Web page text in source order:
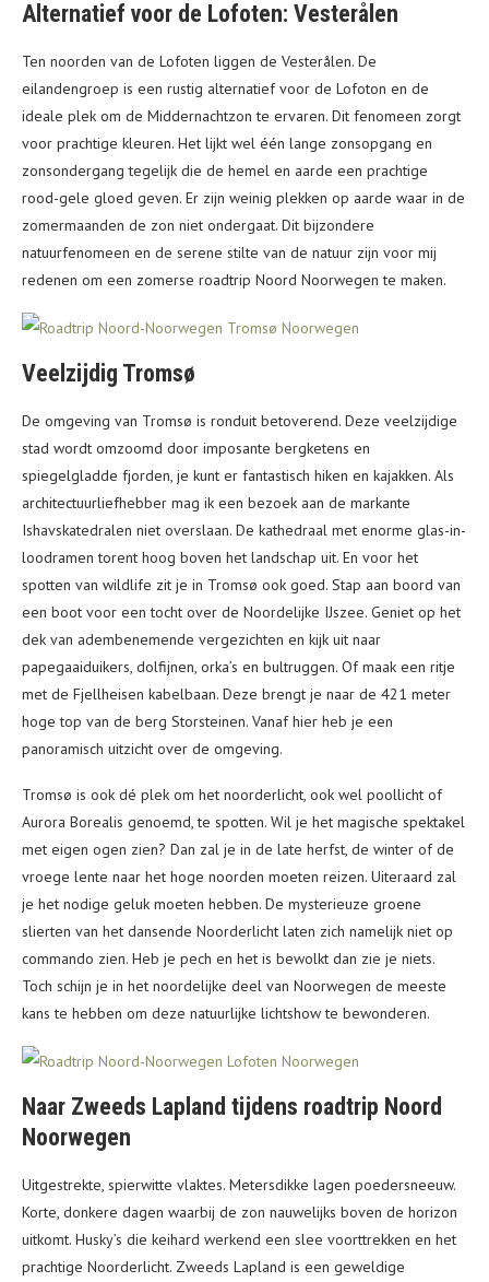
Alternatief voor de Lofoten: Vesterålen
Ten noorden van de Lofoten liggen de Vesterålen. De
eilandengroep is een rustig alternatief voor de Lofoton en de
ideale plek om de Middernachtzon te ervaren. Dit fenomeen zorgt
voor prachtige kleuren. Het lijkt wel één lange zonsopgang en
zonsondergang tegelijk die de hemel en aarde een prachtige
rood-gele gloed geven. Er zijn weinig plekken op aarde waar in de
zomermaanden de zon niet ondergaat. Dit bijzondere
natuurfenomeen en de serene stilte van de natuur zijn voor mij
redenen om een zomerse roadtrip Noord Noorwegen te maken.
Veelzijdig Tromsø
De omgeving van Tromsø is ronduit betoverend. Deze veelzijdige
stad wordt omzoomd door imposante bergketens en
spiegelgladde fjorden, je kunt er fantastisch hiken en kajakken. Als
architectuurliefhebber mag ik een bezoek aan de markante
Ishavskatedralen niet overslaan. De kathedraal met enorme glas-in-
loodramen torent hoog boven het landschap uit. En voor het
spotten van wildlife zit je in Tromsø ook goed. Stap aan boord van
een boot voor een tocht over de Noordelijke IJszee. Geniet op het
dek van adembenemende vergezichten en kijk uit naar
papegaaiduikers, dolfijnen, orka’s en bultruggen. Of maak een ritje
met de Fjellheisen kabelbaan. Deze brengt je naar de 421 meter
hoge top van de berg Storsteinen. Vanaf hier heb je een
panoramisch uitzicht over de omgeving.
Tromsø is ook dé plek om het noorderlicht, ook wel poollicht of
Aurora Borealis genoemd, te spotten. Wil je het magische spektakel
met eigen ogen zien? Dan zal je in de late herfst, de winter of de
vroege lente naar het hoge noorden moeten reizen. Uiteraard zal
je het nodige geluk moeten hebben. De mysterieuze groene
slierten van het dansende Noorderlicht laten zich namelijk niet op
commando zien. Heb je pech en het is bewolkt dan zie je niets.
Toch schijn je in het noordelijke deel van Noorwegen de meeste
kans te hebben om deze natuurlijke lichtshow te bewonderen.
Naar Zweeds Lapland tijdens roadtrip Noord
Noorwegen
Uitgestrekte, spierwitte vlaktes. Metersdikke lagen poedersneeuw.
Korte, donkere dagen waarbij de zon nauwelijks boven de horizon
uitkomt. Husky’s die keihard werkend een slee voorttrekken en het
prachtige Noorderlicht. Zweeds Lapland is een geweldige